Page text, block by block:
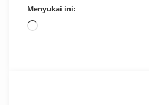
Menyukai ini:
Memuat...